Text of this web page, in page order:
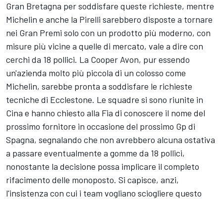
Gran Bretagna per soddisfare queste richieste, mentre
Michelin e anche la Pirelli sarebbero disposte a tornare
nei Gran Premi solo con un prodotto più moderno, con
misure più vicine a quelle di mercato, vale a dire con
cerchi da 18 pollici. La Cooper Avon, pur essendo
un'azienda molto più piccola di un colosso come
Michelin, sarebbe pronta a soddisfare le richieste
tecniche di Ecclestone. Le squadre si sono riunite in
Cina e hanno chiesto alla Fia di conoscere il nome del
prossimo fornitore in occasione del prossimo Gp di
Spagna, segnalando che non avrebbero alcuna ostativa
a passare eventualmente a gomme da 18 pollici,
nonostante la decisione possa implicare il completo
rifacimento delle monoposto. Si capisce, anzi,
l'insistenza con cui i team vogliano sciogliere questo